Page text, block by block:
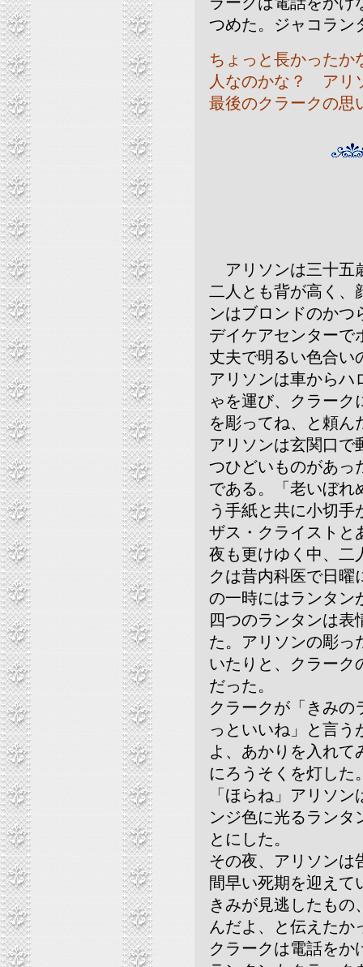
つめた。ジャコラン
ちょっと長かったか
人なのかな？ アリ
最後のクラークの思
アリソンは三十五
二人とも背が高く、
ンはブロンドのかつ
デイケアセンターで
丈夫で明るい色合い
アリソンは車からハ
ゃを運び、クラーク
を彫ってね、と頼ん
アリソンは玄関口で
つひどいものがあっ
である。「老いぼれ
う手紙と共に小切手
ザス・クライストと
夜も更けゆく中、二
クは昔内科医で日曜
の一時にはランタン
四つのランタンは表
た。アリソンの彫っ
いたりと、クラーク
だった。
クラークが「きみの
っといいね」と言う
よ、あかりを入れて
にろうそくを灯した
「ほらね」アリソ
ンジ色に光るランタ
とにした。
その夜、アリソンは
間早い死期を迎えて
きみが見逃したもの
んだよ、と伝えたか
クラークは電話をか